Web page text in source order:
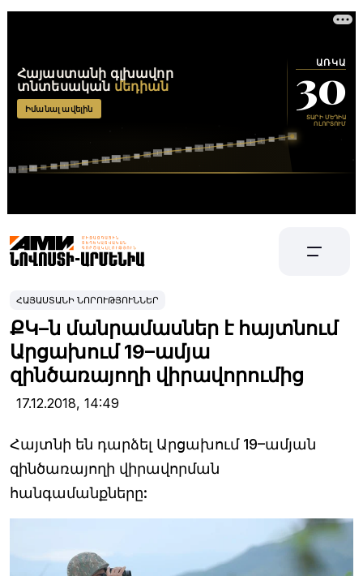
ՀԱՅԱՍՏԱՆԻ ՆՈՐՈՒԹՅՈՒՆՆԵՐ
ՔԿ–ն մանրամասներ է հայտնում
Արցախում 19–ամյա
զինծառայողի վիրավորումից
17.12.2018, 14:49
Հայտնի են դարձել Արցախում 19–ամյան
զինծառայողի վիրավորման
հանգամանքները: